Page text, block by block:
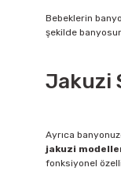
Bebeklerin
şekilde
Jakuzi
Ayrıca
jakuzi
fonksiyonel